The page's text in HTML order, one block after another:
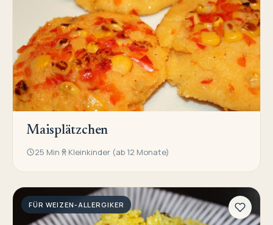
Maisplätzchen
25 Min Kleinkinder (ab 12 Monate)
FÜR WEIZEN-ALLERGIKER